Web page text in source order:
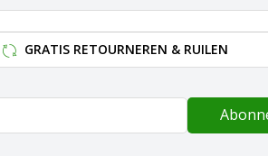
GRATIS RETOURNEREN & RUILEN